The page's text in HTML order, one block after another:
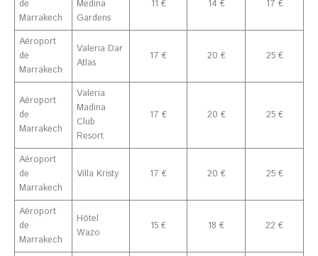
de
Marrakech
Medina
Gardens
11 € 14 € 17 €
Aéroport
de
Marrakech
Valeria Dar
Atlas
17 € 20 € 25 €
Aéroport
de
Marrakech
Valeria
Madina
Club
Resort
17 € 20 € 25 €
Aéroport
de
Marrakech
Villa Kristy 17 € 20 € 25 €
Aéroport
de
Marrakech
Hôtel
Wazo
15 € 18 € 22 €